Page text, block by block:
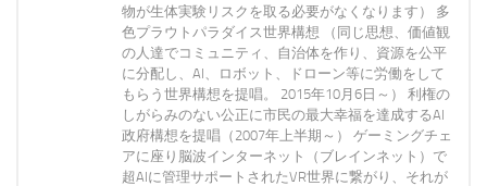
物が生体実験リスクを取る必要がなくなります） 多
色プラウトパラダイス世界構想 （同じ思想、価値観
の人達でコミュニティ、自治体を作り、資源を公平
に分配し、AI、ロボット、ドローン等に労働をして
もらう世界構想を提唱。 2015年10月6日～） 利権の
しがらみのない公正に市民の最大幸福を達成するAI
政府構想を提唱（2007年上半期～） ゲーミングチェ
アに座り脳波インターネット（ブレインネット）で
超AIに管理サポートされたVR世界に繋がり、それが